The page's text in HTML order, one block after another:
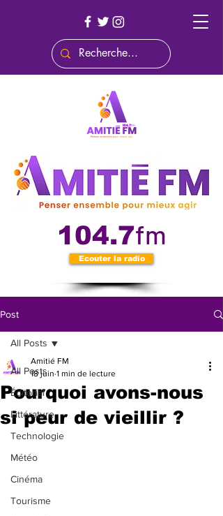
104.7fm
Ecouter la radio
Post
All Posts
Éditorial
Littérature
Technologie
Météo
Cinéma
Tourisme
All Posts
Pourquoi avons-nous
si peur de vieillir ?
Amitié FM
18 juin 1 min de lecture